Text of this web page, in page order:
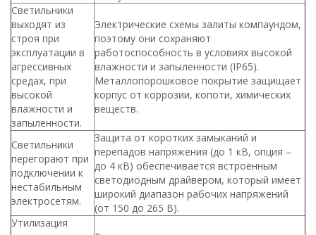
Светильники
выходят из
строя при
эксплуатации в
агрессивных
средах, при
высокой
влажности и
запыленности.
Электрические схемы залиты компаундом,
поэтому они сохраняют
работоспособность в условиях высокой
влажности и запыленности (IP65).
Металлопорошковое покрытие защищает
корпус от коррозии, копоти, химических
веществ.
Светильники
перегорают при
подключении к
нестабильным
электросетям.
Защита от коротких замыканий и
перепадов напряжения (до 1 кВ, опция –
до 4 кВ) обеспечивается встроенным
светодиодным драйвером, который имеет
широкий диапазон рабочих напряжений
(от 150 до 265 В).
Утилизация